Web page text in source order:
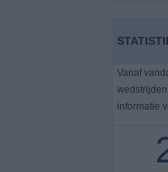
Vanaf
informatie